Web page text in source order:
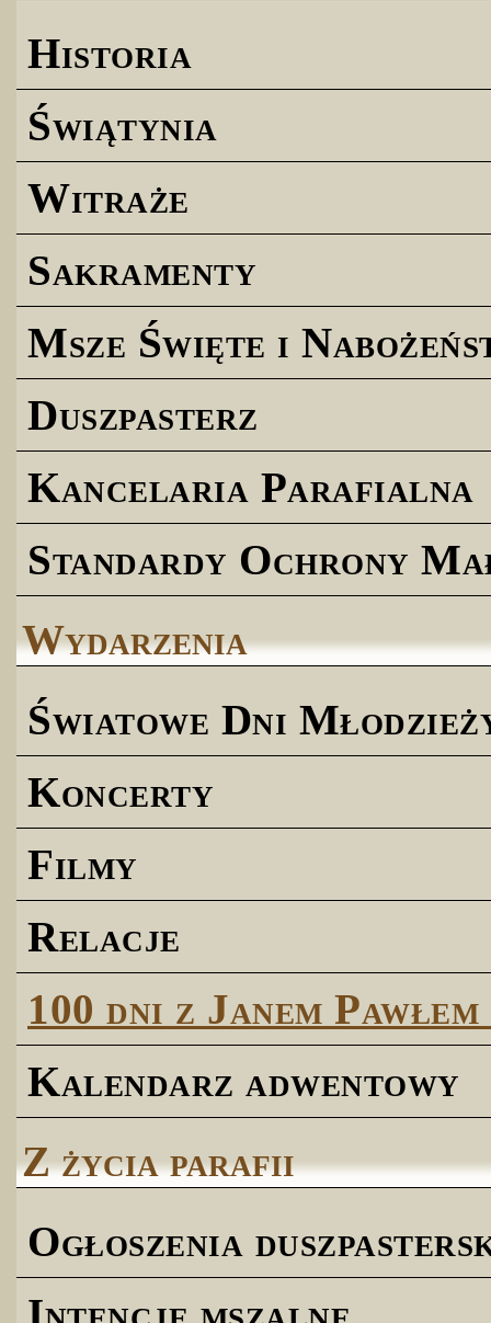
Historia
Świątynia
Witraże
Sakramenty
Msze Święte i
Duszpasterz
Kancelaria Parafialna
Standardy Ochrony
Wydarzenia
Światowe Dni
Koncerty
Filmy
Relacje
100 dni z Janem
Kalendarz adwentowy
Z życia parafii
Ogłoszenia